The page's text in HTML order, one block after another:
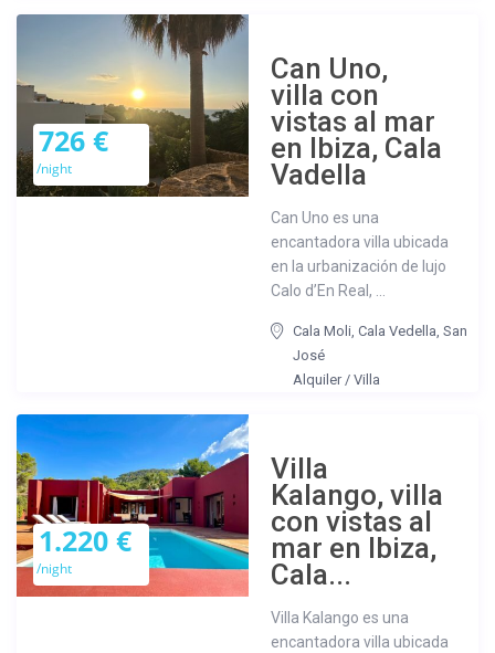
726 €
/night
Can Uno,
villa con
vistas al mar
en Ibiza, Cala
Vadella
Can Uno es una
encantadora villa ubicada
en la urbanización de lujo
Calo d’En Real, ...
Cala Moli,Cala Vedella,San
José
Alquiler/Villa
1.220 €
/night
Villa
Kalango, villa
con vistas al
mar en Ibiza,
Cala...
Villa Kalango es una
encantadora villa ubicada